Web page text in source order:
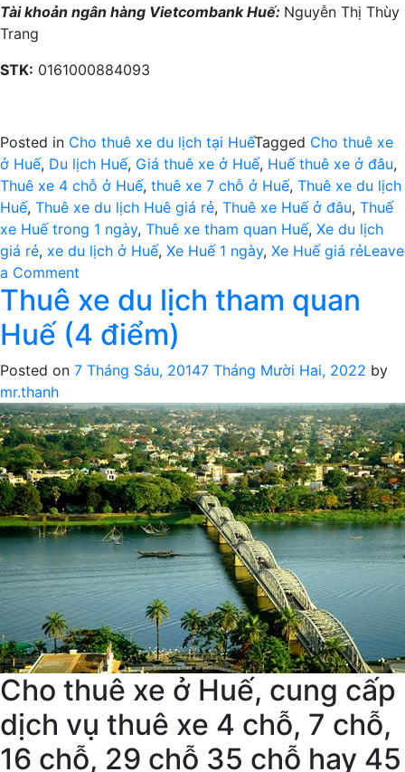
Tài khoản ngân hàng Vietcombank Huế: Nguyễn Thị Thùy
Trang
STK: 0161000884093
Posted in Cho thuê xe du lịch tại HuếTagged Cho thuê xe
ở Huế, Du lịch Huế, Giá thuê xe ở Huế, Huế thuê xe ở đâu,
Thuê xe 4 chỗ ở Huế, thuê xe 7 chỗ ở Huế, Thuê xe du lịch
Huế, Thuê xe du lịch Huê giá rẻ, Thuê xe Huế ở đâu, Thuế
xe Huế trong 1 ngày, Thuê xe tham quan Huế, Xe du lịch
giá rẻ, xe du lịch ở Huế, Xe Huế 1 ngày, Xe Huế giá rẻLeave
a Comment
Thuê
xe
du
tham
quan
Huế
(5
điểm)
Thuê xe du lịch tham quan
Huế (4 điểm)
Posted on 7 Tháng Sáu, 20147 Tháng Mười Hai, 2022 by
mr.thanh
Cho thuê xe ở Huế, cung cấp
dịch vụ thuê xe 4 chỗ, 7 chỗ,
16 chỗ, 29 chỗ 35 chỗ hay 45